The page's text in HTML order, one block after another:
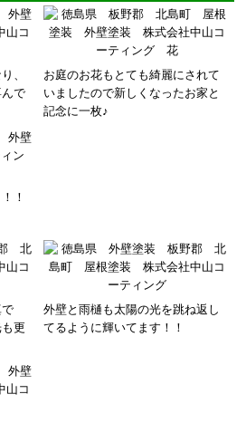
、
で
お庭のお花もとても綺麗にされて
いましたので新しくなったお家と
記念に一枚♪
！
更
外壁と雨樋も太陽の光を跳ね返し
てるように輝いてます！！